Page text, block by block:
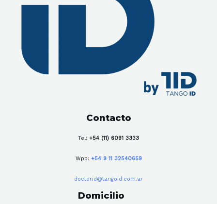
Contacto
Tel: +54 (11) 6091 3333
Wpp: +54 9 11 32540659
doctorid@tangoid.com.ar
Domicilio